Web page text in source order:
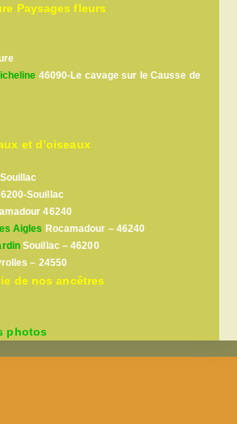
Paysages fleurs
46090-Le cavage sur le Causse de
et d’oiseaux
Souillac
46240
Aigles Rocamadour – 46240
Souillac – 46200
– 24550
de nos ancêtres
photos